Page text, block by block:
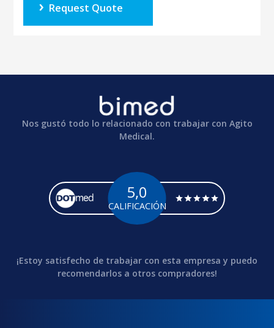
Request Quote
Nos gustó todo lo relacionado con trabajar con Agito
Medical.
5,0
CALIFICACIÓN
¡Estoy satisfecho de trabajar con esta empresa y puedo
recomendarlos a otros compradores!